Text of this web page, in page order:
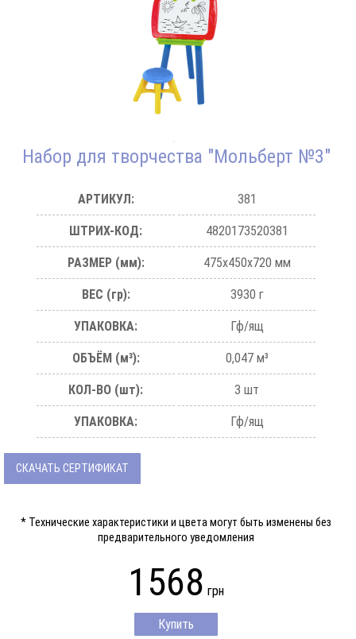
Набор для творчества "Мольберт №3"
АРТИКУЛ: 381
ШТРИХ-КОД: 4820173520381
РАЗМЕР (мм): 475х450х720 мм
ВЕС (гр): 3930 г
УПАКОВКА: Гф/ящ
ОБЪЁМ (м³): 0,047 м³
КОЛ-ВО (шт): 3 шт
УПАКОВКА: Гф/ящ
СКАЧАТЬ СЕРТИФИКАТ
* Технические характеристики и цвета могут быть изменены без
предварительного уведомления
1568 грн
Купить